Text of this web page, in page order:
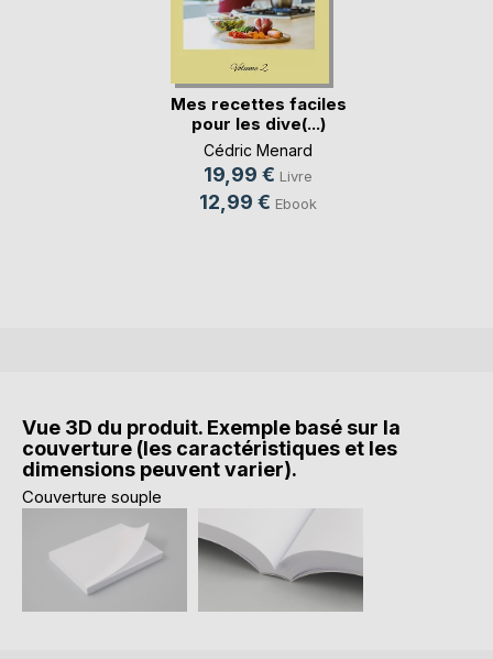
Mes recettes faciles
pour les dive(...)
Cédric Menard
19,99 € Livre
12,99 € Ebook
Vue 3D du produit. Exemple basé sur la
couverture (les caractéristiques et les
dimensions peuvent varier).
Couverture souple